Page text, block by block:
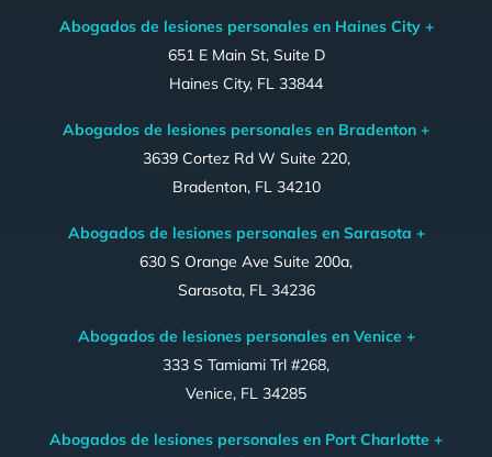
Abogados de lesiones personales en Haines City +
651 E Main St, Suite D
Haines City, FL 33844
Abogados de lesiones personales en Bradenton +
3639 Cortez Rd W Suite 220,
Bradenton, FL 34210
Abogados de lesiones personales en Sarasota +
630 S Orange Ave Suite 200a,
Sarasota, FL 34236
Abogados de lesiones personales en Venice +
333 S Tamiami Trl #268,
Venice, FL 34285
Abogados de lesiones personales en Port Charlotte +